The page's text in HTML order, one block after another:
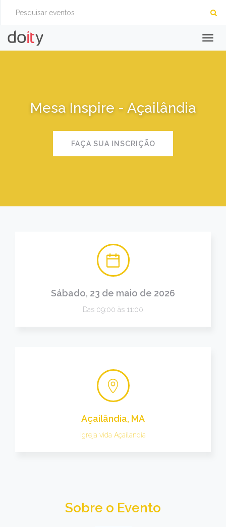
Mesa Inspire - Açailândia
FAÇA SUA INSCRIÇÃO
Sábado, 23 de maio de 2026
Das 09:00 às 11:00
Açailândia, MA
Igreja vida Açailandia
Sobre o Evento